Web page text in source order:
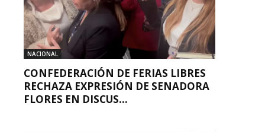
NACIONAL
CONFEDERACIÓN DE FERIAS LIBRES
RECHAZA EXPRESIÓN DE SENADORA
FLORES EN DISCUS...